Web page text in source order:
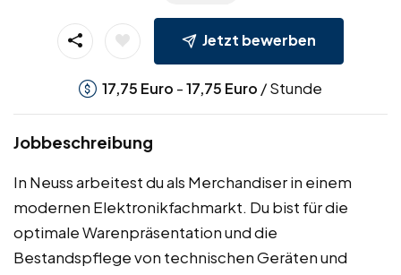
Jetzt bewerben
17,75 Euro -17,75 Euro / Stunde
Jobbeschreibung
In Neuss arbeitest du als Merchandiser in einem
modernen Elektronikfachmarkt. Du bist für die
optimale Warenpräsentation und die
Bestandspflege von technischen Geräten und